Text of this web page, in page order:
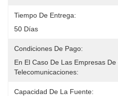
Tiempo De Entrega:
50 Días
Condiciones De Pago:
En El Caso De Las Empresas
Telecomunicaciones:
Capacidad De La Fuente: